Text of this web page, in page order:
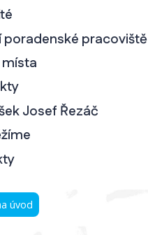
poradenské pracoviště
Josef Řezáč
úvod